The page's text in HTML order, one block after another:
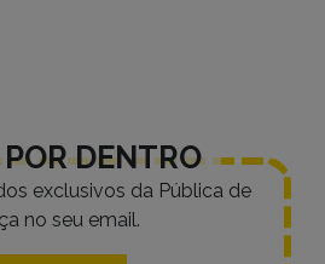
DENTRO
exclusivos da Pública de
no seu email.